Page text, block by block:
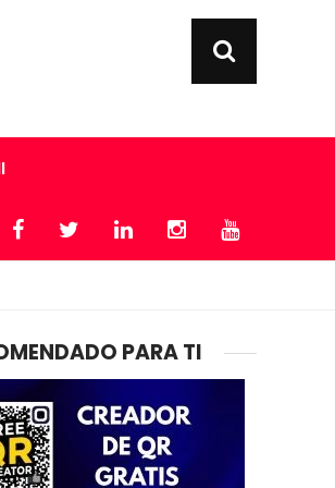
PARA TI